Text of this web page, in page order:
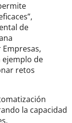
de
ejemplo de
retos
la capacidad